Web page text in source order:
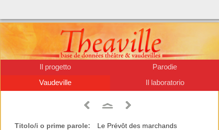
Il progetto
Parodie
Vaudeville
Il laboratorio
Titolo/i o prime parole:
Le Prévôt des marchands